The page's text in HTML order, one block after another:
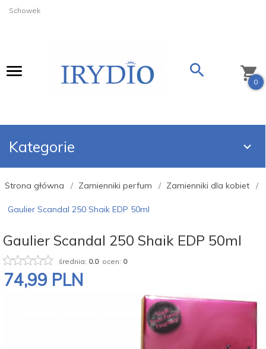
Schowek
0
Kategorie
Strona główna Zamienniki perfum Zamienniki dla kobiet
Gaulier Scandal 250 Shaik EDP 50ml
Gaulier Scandal 250 Shaik EDP 50ml
średnia: 0.0ocen: 0
74,99 PLN